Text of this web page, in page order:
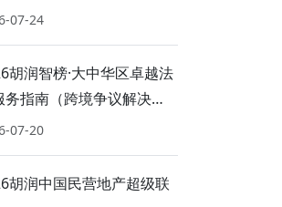
07-24
胡润智榜·大中华区卓越法
务指南（跨境争议解决、
海事）
07-20
胡润中国民营地产超级联